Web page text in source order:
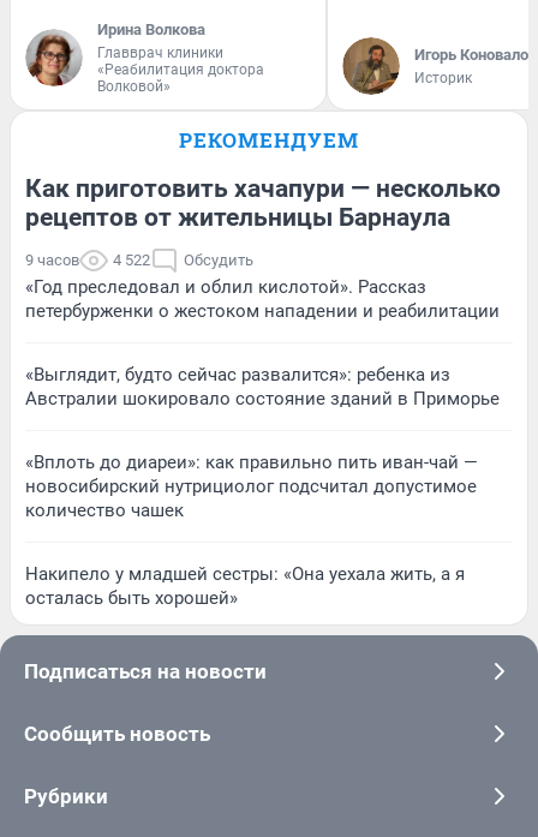
Ирина Волкова
Главврач клиники
«Реабилитация доктора
Волковой»
Игорь Коновалов
Историк
РЕКОМЕНДУЕМ
Как приготовить хачапури — несколько
рецептов от жительницы Барнаула
9 часов 4 522 Обсудить
«Год преследовал и облил кислотой». Рассказ
петербурженки о жестоком нападении и реабилитации
«Выглядит, будто сейчас развалится»: ребенка из
Австралии шокировало состояние зданий в Приморье
«Вплоть до диареи»: как правильно пить иван-чай —
новосибирский нутрициолог подсчитал допустимое
количество чашек
Накипело у младшей сестры: «Она уехала жить, а я
осталась быть хорошей»
Подписаться на новости
Сообщить новость
Рубрики